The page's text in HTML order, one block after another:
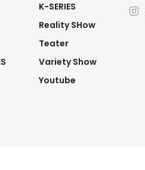
K-SERIES
Reality SHow
Teater
Variety Show
Youtube